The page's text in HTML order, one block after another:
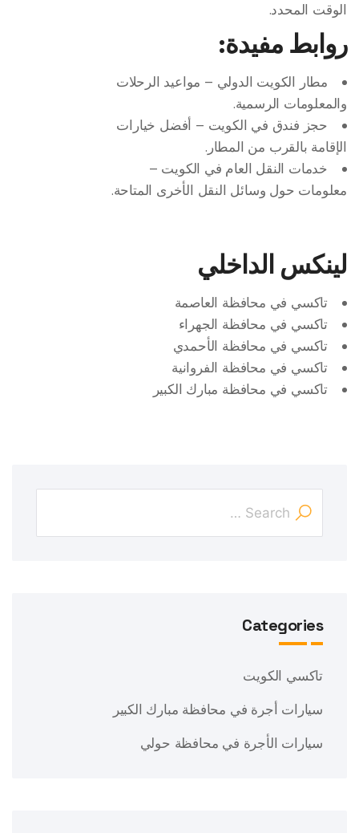
الوقت المحدد.
روابط مفيدة:
مطار الكويت الدولي – مواعيد الرحلات
والمعلومات الرسمية.
حجز فندق في الكويت – أفضل خيارات
الإقامة بالقرب من المطار.
خدمات النقل العام في الكويت –
معلومات حول وسائل النقل الأخرى المتاحة.
لينكس الداخلي
تاكسي في محافظة العاصمة
تاكسي في محافظة الجهراء
تاكسي في محافظة الأحمدي
تاكسي في محافظة الفروانية
تاكسي في محافظة مبارك الكبير
Categories
تاكسي الكويت
سيارات أجرة في محافظة مبارك الكبير
سيارات الأجرة في محافظة حولي